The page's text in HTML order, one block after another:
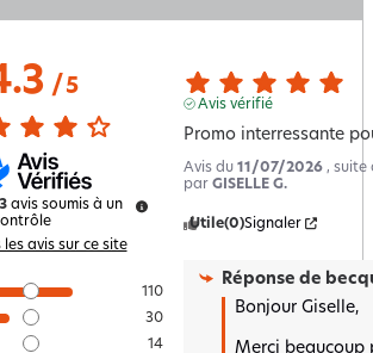
/ 5
avis soumis à un
avis sur ce site
110
30
14
Avis vérifié
Promo interressante
Avis du 11/07/2026 , suite
par GISELLE G.
Utile(0)Signaler
Réponse de
Bonjour Giselle,
Merci beaucoup